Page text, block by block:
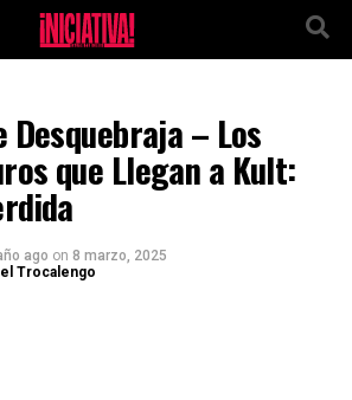
Desquebraja – Los
que Llegan a Kult:
ago on 8 marzo, 2025
Trocalengo
Ir a la versión móvil